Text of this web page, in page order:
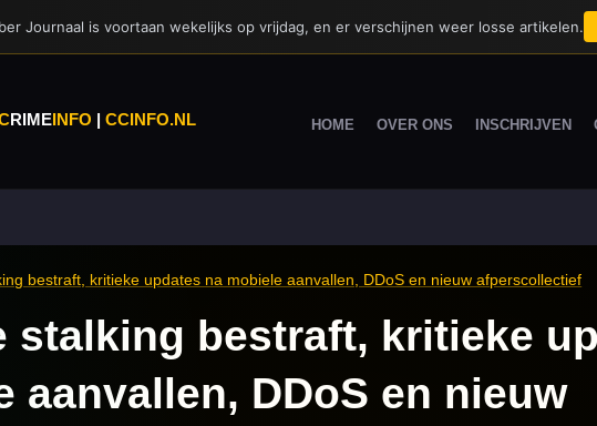
RIMEINFO | CCINFO.NL HOME OVER ONS INSCHRIJVEN
bestraft, kritieke updates na mobiele aanvallen, DDoS en nieuw afperscollectief
stalking bestraft, kritieke
aanvallen, DDoS en nieuw
Journaal is voortaan wekelijks op vrijdag, en er verschijnen weer losse artikelen.